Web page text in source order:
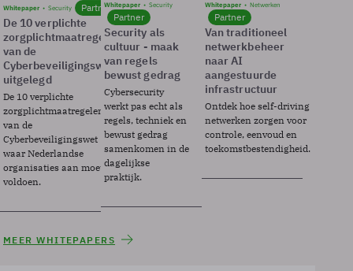
Whitepaper Security Partner
De 10 verplichte
zorgplichtmaatregelen
van de
Cyberbeveiligingswet
uitgelegd
De 10 verplichte
zorgplichtmaatregelen
van de
Cyberbeveiligingswet
waar Nederlandse
organisaties aan moeten
voldoen.
Whitepaper Security
Partner
Security als
cultuur - maak
van regels
bewust gedrag
Cybersecurity
werkt pas echt als
regels, techniek en
bewust gedrag
samenkomen in de
dagelijkse
praktijk.
Whitepaper Netwerken
Partner
Van traditioneel
netwerkbeheer
naar AI
aangestuurde
infrastructuur
Ontdek hoe self-driving
netwerken zorgen voor
controle, eenvoud en
toekomstbestendigheid.
MEER WHITEPAPERS